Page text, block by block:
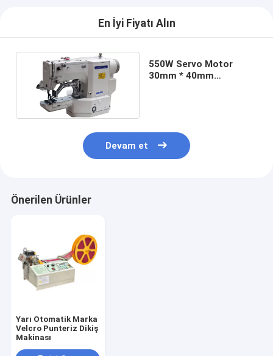
En İyi Fiyatı Alın
550W Servo Motor
30mm * 40mm
Devam et
Önerilen Ürünler
Yarı Otomatik Marka
Velcro Punteriz Dikiş
Makinası